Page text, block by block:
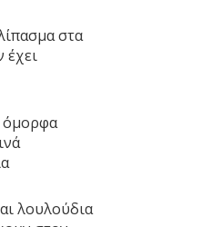
στα
έχει
όμορφα
λουλούδια